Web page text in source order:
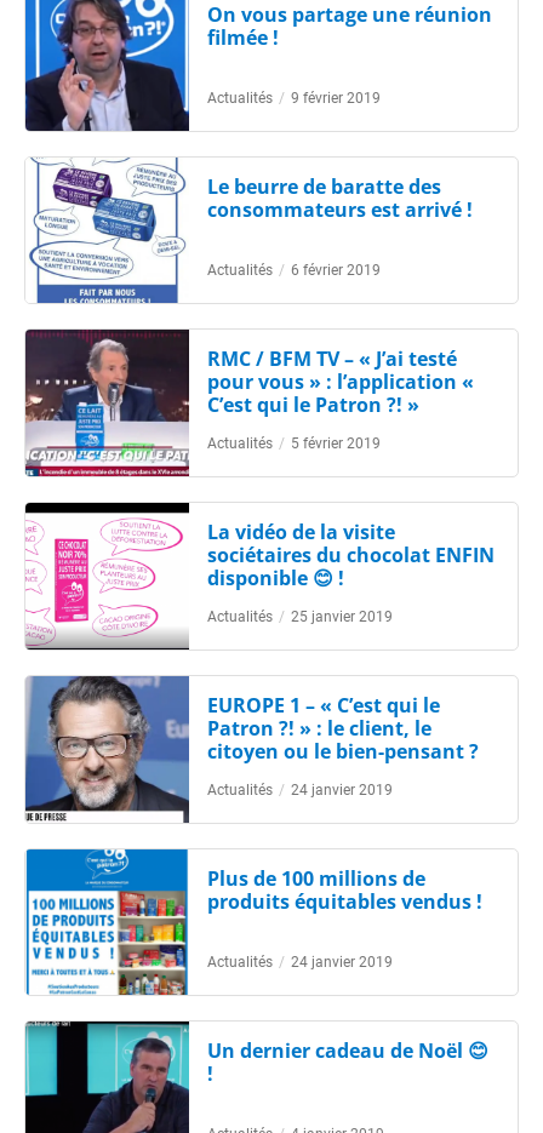
On vous partage une réunion
filmée !
Actualités / 9 février 2019
Le beurre de baratte des
consommateurs est arrivé !
Actualités / 6 février 2019
RMC / BFM TV – « J’ai testé
pour vous » : l’application «
C’est qui le Patron ?! »
Actualités / 5 février 2019
La vidéo de la visite
sociétaires du chocolat ENFIN
disponible 😊 !
Actualités / 25 janvier 2019
EUROPE 1 – « C’est qui le
Patron ?! » : le client, le
citoyen ou le bien-pensant ?
Actualités / 24 janvier 2019
Plus de 100 millions de
produits équitables vendus !
Actualités / 24 janvier 2019
Un dernier cadeau de Noël 😊
!